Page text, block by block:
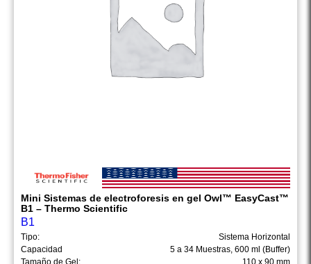
Mini Sistemas de electroforesis en gel Owl™ EasyCast™
B1 – Thermo Scientific
B1
Tipo:
Sistema Horizontal
Capacidad
5 a 34 Muestras, 600 ml (Buffer)
Tamaño de Gel:
110 x 90 mm